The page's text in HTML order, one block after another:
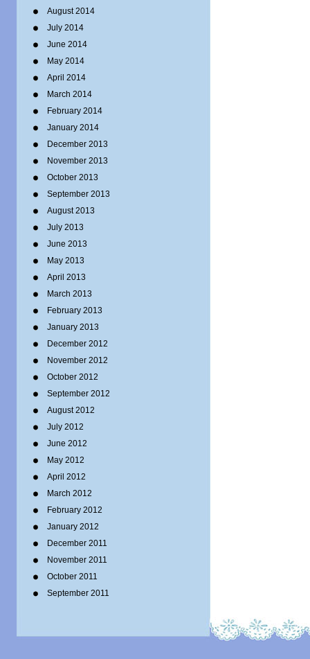
August 2014
July 2014
June 2014
May 2014
April 2014
March 2014
February 2014
January 2014
December 2013
November 2013
October 2013
September 2013
August 2013
July 2013
June 2013
May 2013
April 2013
March 2013
February 2013
January 2013
December 2012
November 2012
October 2012
September 2012
August 2012
July 2012
June 2012
May 2012
April 2012
March 2012
February 2012
January 2012
December 2011
November 2011
October 2011
September 2011